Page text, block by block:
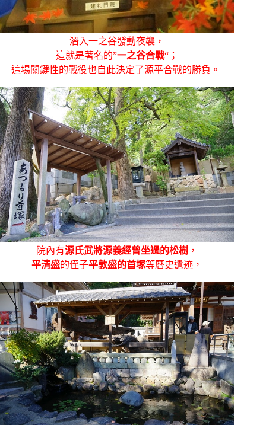
潛入一之谷發動夜襲，
這就是著名的”一之谷合戰“；
這場關鍵性的戰役也自此決定了源平合戰的勝負。
院內有源氏武將源義經曾坐過的松樹 ，
平清盛的侄子平敦盛的首塚等曆史遺迹，